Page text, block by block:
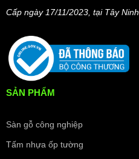
Cấp ngày 17/11/2023, tại Tây Ninh
SẢN PHẨM
Sàn gỗ công nghiệp
Tấm nhựa ốp tường